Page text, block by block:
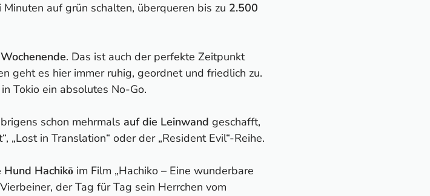
auf grün schalten, überqueren bis zu 2.500
. Das ist auch der perfekte Zeitpunkt
geht es hier immer ruhig, geordnet und friedlich zu.
Tokio ein absolutes No-Go.
schon mehrmals auf die Leinwand geschafft,
„Lost in Translation“ oder der „Resident Evil“-Reihe.
Hund Hachikō im Film „Hachiko – Eine wunderbare
der Tag für Tag sein Herrchen vom